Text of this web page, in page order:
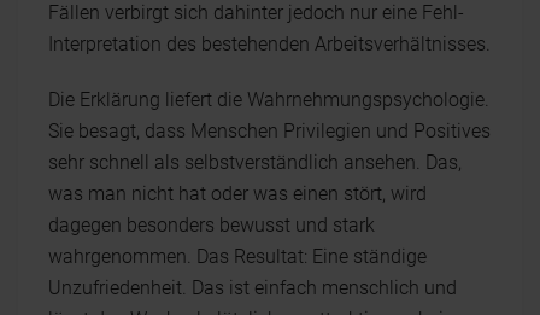
Fällen verbirgt sich dahinter jedoch nur eine Fehl-
Interpretation des bestehenden Arbeitsverhältnisses.
Die Erklärung liefert die Wahrnehmungspsychologie.
Sie besagt, dass Menschen Privilegien und Positives
sehr schnell als selbstverständlich ansehen. Das,
was man nicht hat oder was einen stört, wird
dagegen besonders bewusst und stark
wahrgenommen. Das Resultat: Eine ständige
Unzufriedenheit. Das ist einfach menschlich und